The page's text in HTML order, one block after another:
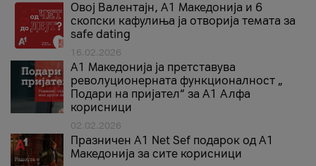
Овој Валентајн, A1 Македонија и 6
скопски кафулиња ја отворија темата за
safe dating
16.02.2026
А1 Македонија ја претставува
револуционерната функционалност „
Подари на пријател“ за А1 Алфа
корисници
02.02.2026
Празничен A1 Net Sеf подарок од А1
Македонија за сите корисници